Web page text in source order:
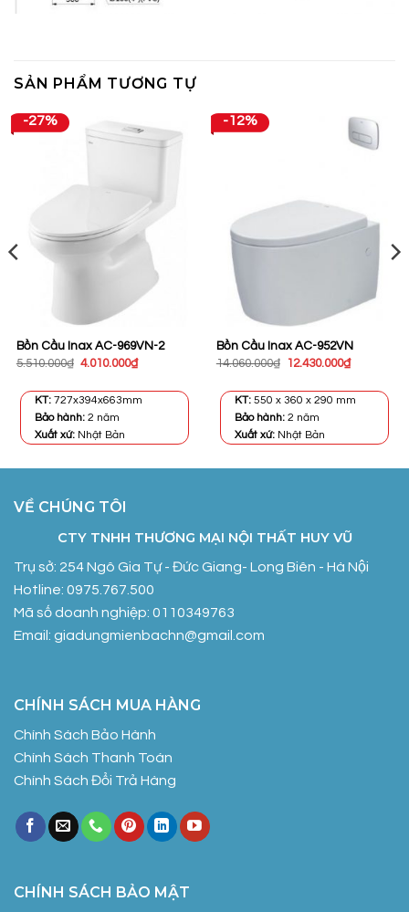
SẢN PHẨM TƯƠNG TỰ
-27%
Bồn Cầu Inax AC-969VN-2
5.510.000₫ Giá
5.510.000₫.
4.010.000₫Giá
là:
KT: 727x394x663mm
Bảo hành:2 năm
Xuất xứ: Nhật Bản
-12%
Bồn Cầu Inax AC-952VN
14.060.000₫
Giá
14.060.000₫.
12.430.000₫Giá
là:
KT: 550 x 360 x 290 mm
Bảo hành:2 năm
Xuất xứ: Nhật Bản
VỀ CHÚNG TÔI
CTY TNHH THƯƠNG MẠI NỘI THẤT HUY VŨ
Trụ sở: 254 Ngô Gia Tự - Đức Giang- Long Biên - Hà Nội
Hotline: 0975.767.500
Mã số doanh nghiệp: 0110349763
Email: giadungmienbachn@gmail.com
CHÍNH SÁCH MUA HÀNG
Chính Sách Bảo Hành
Chính Sách Thanh Toán
Chính Sách Đổi Trả Hàng
CHÍNH SÁCH BẢO MẬT